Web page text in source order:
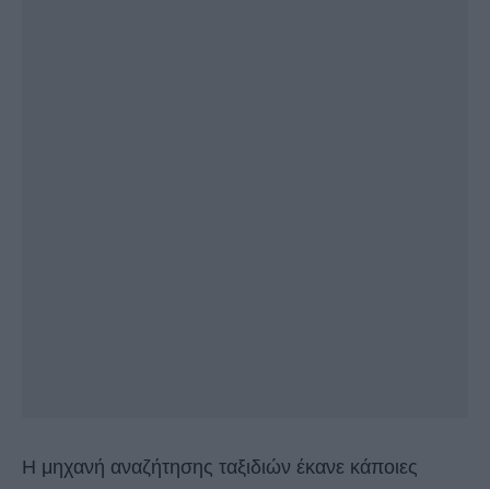
Η μηχανή αναζήτησης ταξιδιών έκανε κάποιες